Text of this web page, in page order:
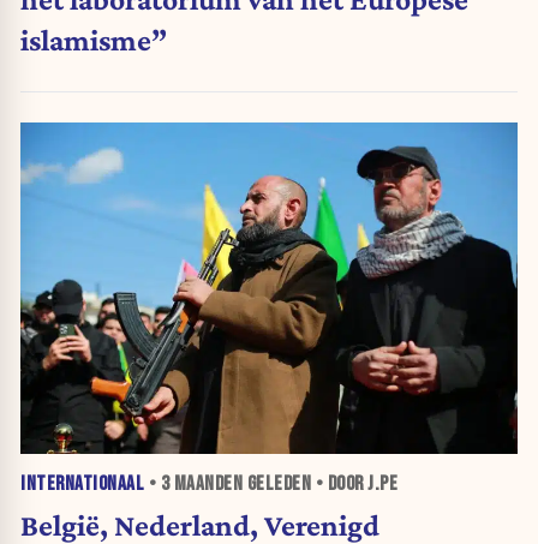
islamisme”
INTERNATIONAAL • 3 MAANDEN GELEDEN • DOOR J.PE
België, Nederland, Verenigd